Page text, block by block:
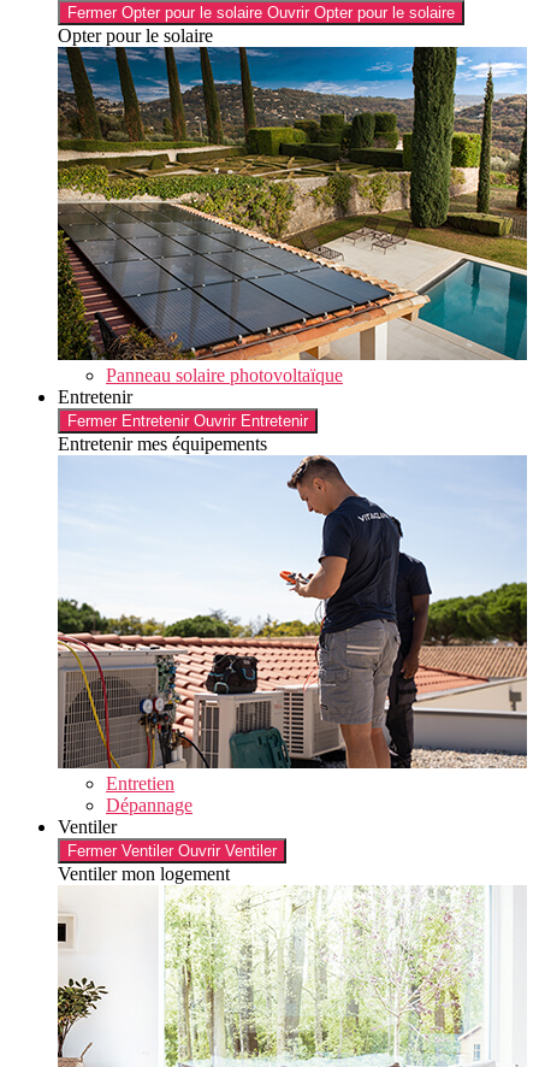
Fermer Opter pour le solaire Ouvrir Opter pour le solaire
Opter pour le solaire
Panneau solaire photovoltaïque
Entretenir
Fermer Entretenir Ouvrir Entretenir
Entretenir mes équipements
Entretien
Dépannage
Ventiler
Fermer Ventiler Ouvrir Ventiler
Ventiler mon logement